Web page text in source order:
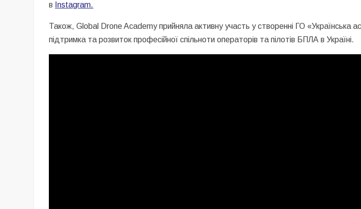
в Instagram.
Також, Global Drone Academy прийняла активну участь у створенні ГО «Українська
підтримка та розвиток професійної спільноти операторів та пілотів БПЛА в Україні.